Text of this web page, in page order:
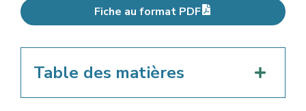
Fiche au format PDF
Table des matières